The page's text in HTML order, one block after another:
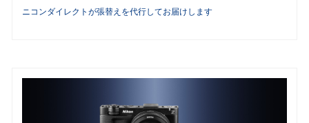
ニコンダイレクトが張替えを代行してお届けします